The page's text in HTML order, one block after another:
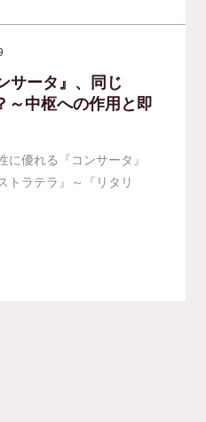
サータ』、同じ
～中枢への作用と即
に優れる『コンサータ』
トラテラ』～『リタリ